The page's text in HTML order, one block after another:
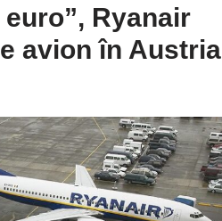
Ryanair
avion în Austria